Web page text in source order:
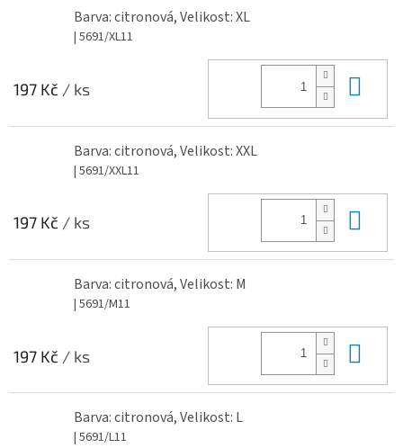
Barva: citronová, Velikost: XL
| 5691/XL11
197 Kč / ks
Barva: citronová, Velikost: XXL
| 5691/XXL11
197 Kč / ks
Barva: citronová, Velikost: M
| 5691/M11
197 Kč / ks
Barva: citronová, Velikost: L
| 5691/L11